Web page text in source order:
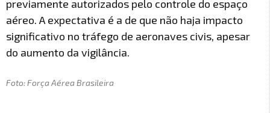
previamente autorizados pelo controle do espaço
aéreo. A expectativa é a de que não haja impacto
significativo no tráfego de aeronaves civis, apesar
do aumento da vigilância.
Foto: Força Aérea Brasileira